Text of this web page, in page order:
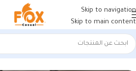
Skip to navigation
Skip to main content
الرئيسية/أحذية رجالي/كوتشي رجالي